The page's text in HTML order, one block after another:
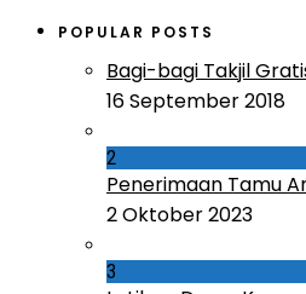
POPULAR POSTS
Bagi-bagi Takjil
16 September 2018
2
Penerimaan Tamu
2 Oktober 2023
3